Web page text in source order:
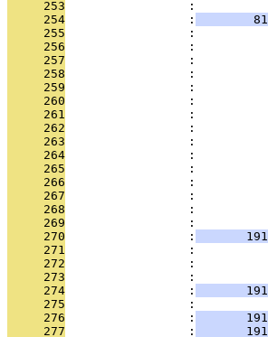
     253
:
     254
                 :
     255
:
     256
:
     257
:
     258
:
     259
:
     260
:
     261
:
     262
:
     263
:
     264
:
     265
:
     266
:
     267
:
     268
:
     269
:
     270
                 :
     271
:
     272
:
     273
:
     274
                 :
     275
:
     276
                 :
     277
                 :